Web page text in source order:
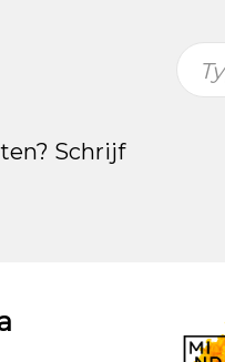
Schrijf